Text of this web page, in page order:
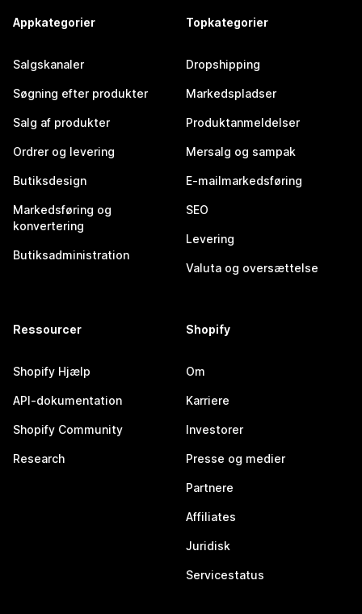
Appkategorier
Salgskanaler
Søgning efter produkter
Salg af produkter
Ordrer og levering
Butiksdesign
Markedsføring og
konvertering
Butiksadministration
Topkategorier
Dropshipping
Markedspladser
Produktanmeldelser
Mersalg og sampak
E-mailmarkedsføring
SEO
Levering
Valuta og oversættelse
Ressourcer
Shopify Hjælp
API-dokumentation
Shopify Community
Research
Shopify
Om
Karriere
Investorer
Presse og medier
Partnere
Affiliates
Juridisk
Servicestatus